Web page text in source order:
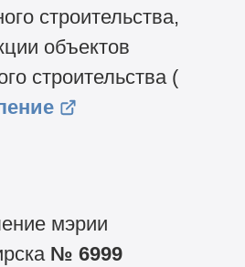
строительства,
объектов
строительства (
мэрии
№ 6999